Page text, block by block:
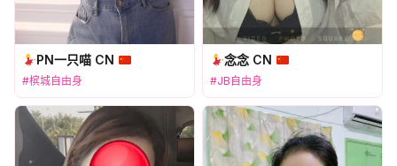
PN一只喵 CN
#槟城自由身
念念 CN
#JB自由身